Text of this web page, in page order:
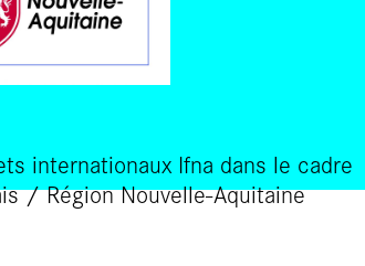
internationaux Ifna dans le cadre
/ Région Nouvelle-Aquitaine